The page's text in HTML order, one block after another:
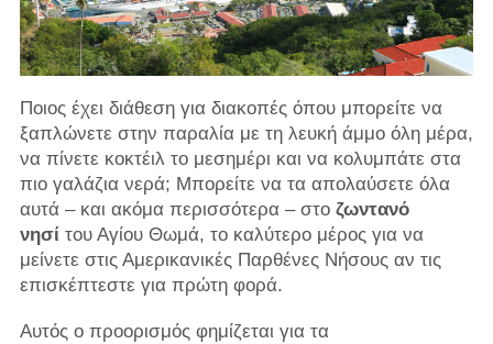
Ποιος έχει διάθεση για διακοπές όπου μπορείτε να
ξαπλώνετε στην παραλία με τη λευκή άμμο όλη μέρα,
να πίνετε κοκτέιλ το μεσημέρι και να κολυμπάτε στα
πιο γαλάζια νερά; Μπορείτε να τα απολαύσετε όλα
αυτά – και ακόμα περισσότερα – στο ζωντανό
νησί του Αγίου Θωμά, το καλύτερο μέρος για να
μείνετε στις Αμερικανικές Παρθένες Νήσους αν τις
επισκέπτεστε για πρώτη φορά.
Αυτός ο προορισμός φημίζεται για τα